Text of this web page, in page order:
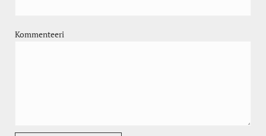
Kommenteeri